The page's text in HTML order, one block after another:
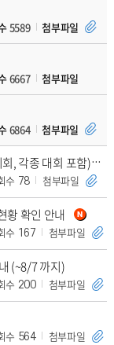
5589 첨부파일
6667 첨부파일
6864 첨부파일
[학부생] 2026-2학기 학부생 학회(공모전, 전시회, 각종 대회 포함)발표 지원 프로그
수 78 첨부파일
황 확인 안내
수 167 첨부파일
(~8/7 까지)
수 200 첨부파일
수 564 첨부파일